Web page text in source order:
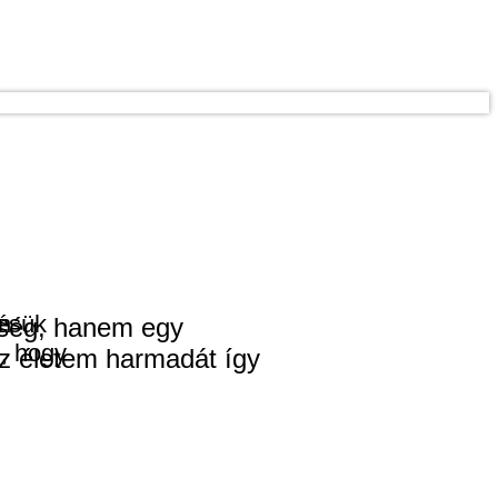
hanem egy
életem harmadát így
hogy